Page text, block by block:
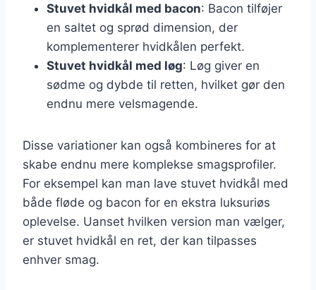
Stuvet hvidkål med bacon: Bacon tilføjer
en saltet og sprød dimension, der
komplementerer hvidkålen perfekt.
Stuvet hvidkål med løg: Løg giver en
sødme og dybde til retten, hvilket gør den
endnu mere velsmagende.
Disse variationer kan også kombineres for at
skabe endnu mere komplekse smagsprofiler.
For eksempel kan man lave stuvet hvidkål med
både fløde og bacon for en ekstra luksuriøs
oplevelse. Uanset hvilken version man vælger,
er stuvet hvidkål en ret, der kan tilpasses
enhver smag.